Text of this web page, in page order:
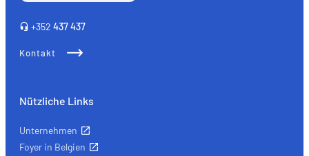
+352 437 437
Kontakt
Nützliche Links
Unternehmen
Foyer in Belgien